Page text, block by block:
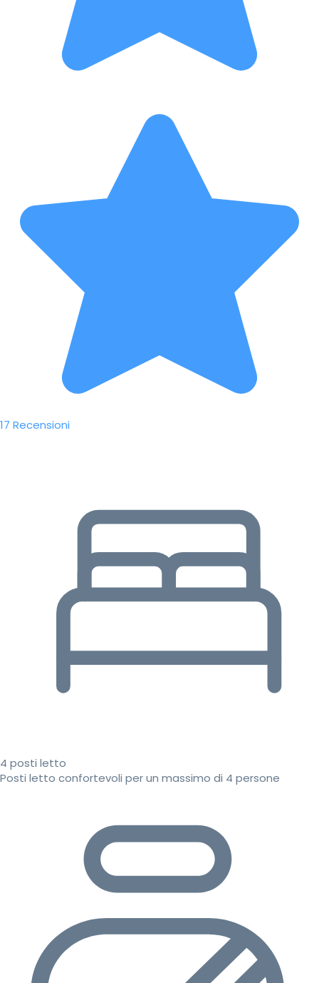
17 Recensioni
4 posti letto
Posti letto confortevoli per un massimo di 4 persone